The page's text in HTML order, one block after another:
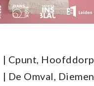
| Cpunt, Hoofddorp
De Omval, Diemen